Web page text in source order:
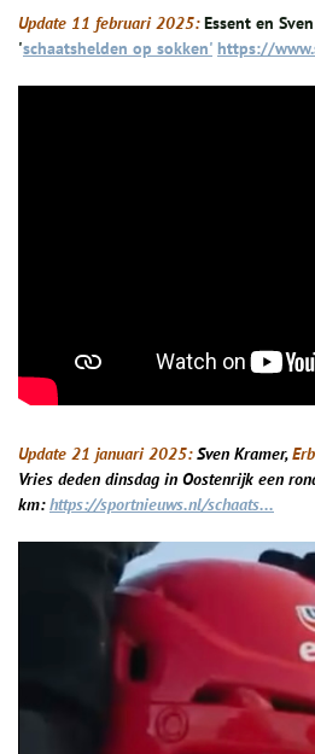
Update 11 februari 2025:Essent en
'schaatshelden op sokken' https://
Update 21 januari 2025:Sven Kramer,
Vries deden dinsdag in Oostenrijk een
km:https://sportnieuws.nl/schaats...